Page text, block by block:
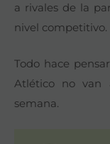
a rivales de la
nivel competitivo.
Todo hace
Atlético no van
semana.